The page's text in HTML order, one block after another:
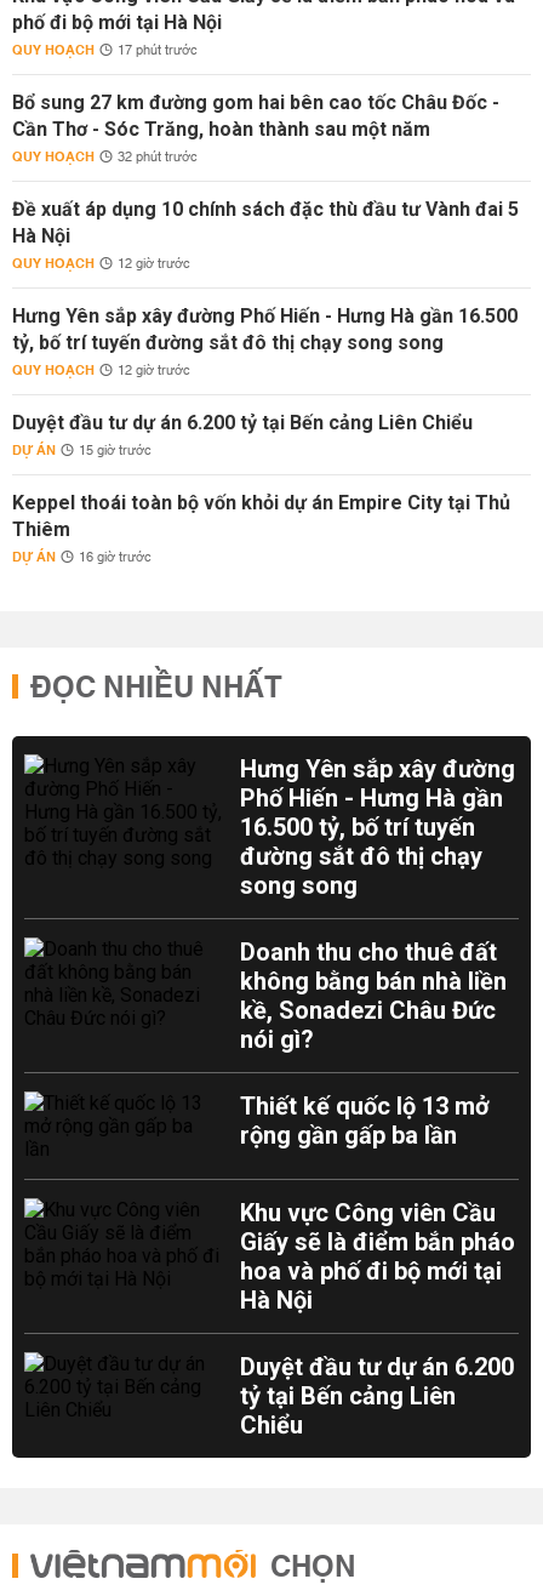
phố đi bộ mới tại Hà Nội
QUY HOẠCH 17 phút trước
Bổ sung 27 km đường gom hai bên cao tốc Châu Đốc -
Cần Thơ - Sóc Trăng, hoàn thành sau một năm
QUY HOẠCH 32 phút trước
Đề xuất áp dụng 10 chính sách đặc thù đầu tư Vành đai 5
Hà Nội
QUY HOẠCH 12 giờ trước
Hưng Yên sắp xây đường Phố Hiến - Hưng Hà gần 16.500
tỷ, bố trí tuyến đường sắt đô thị chạy song song
QUY HOẠCH 12 giờ trước
Duyệt đầu tư dự án 6.200 tỷ tại Bến cảng Liên Chiểu
DỰ ÁN 15 giờ trước
Keppel thoái toàn bộ vốn khỏi dự án Empire City tại Thủ
Thiêm
DỰ ÁN 16 giờ trước
ĐỌC NHIỀU NHẤT
Hưng Yên sắp xây đường
Phố Hiến - Hưng Hà gần
16.500 tỷ, bố trí tuyến
đường sắt đô thị chạy
song song
Doanh thu cho thuê đất
không bằng bán nhà liền
kề, Sonadezi Châu Đức
nói gì?
Thiết kế quốc lộ 13 mở
rộng gần gấp ba lần
Khu vực Công viên Cầu
Giấy sẽ là điểm bắn pháo
hoa và phố đi bộ mới tại
Hà Nội
Duyệt đầu tư dự án 6.200
tỷ tại Bến cảng Liên
Chiểu
CHỌN